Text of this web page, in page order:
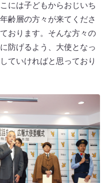
には子どもからおじいち
齢層の方々が来てくださ
おります。そんな方々の
防げるよう、大使となっ
ていければと思っており